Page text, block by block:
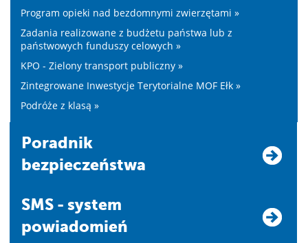
Program opieki nad bezdomnymi zwierzętami »
Zadania realizowane z budżetu państwa lub z
państwowych funduszy celowych »
KPO - Zielony transport publiczny »
Zintegrowane Inwestycje Terytorialne MOF Ełk »
Podróże z klasą »
Poradnik
bezpieczeństwa
SMS - system
powiadomień